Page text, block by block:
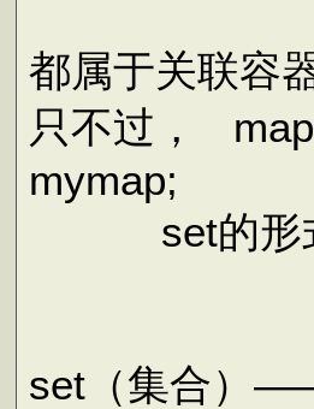
都属于关联容
只不过，
mymap;
set的形式
set（集合）